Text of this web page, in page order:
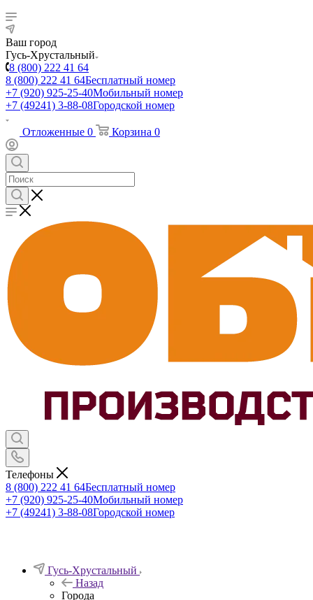
Ваш город
Гусь-Хрустальный
8 (800) 222 41 64
8 (800) 222 41 64Бесплатный номер
+7 (920) 925-25-40Мобильный номер
+7 (49241) 3-88-08Городской номер
Отложенные 0 Корзина 0
Телефоны
8 (800) 222 41 64Бесплатный номер
+7 (920) 925-25-40Мобильный номер
+7 (49241) 3-88-08Городской номер
Гусь-Хрустальный
Назад
Города